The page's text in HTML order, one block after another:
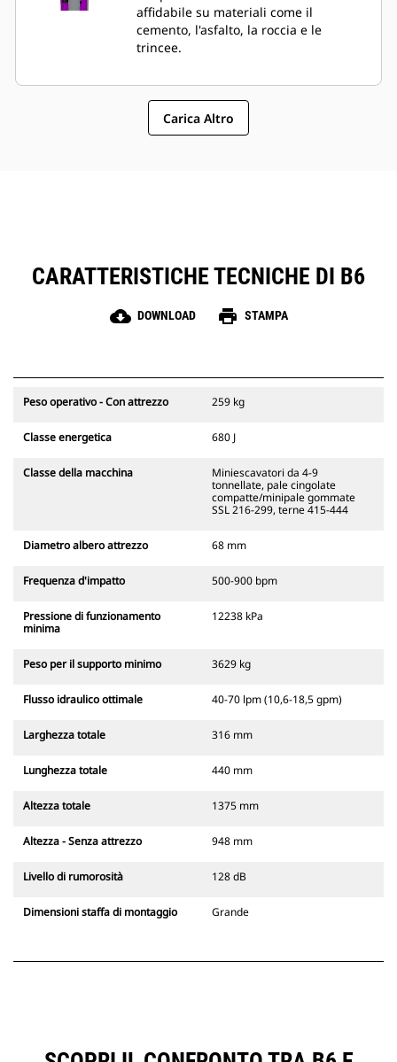
affidabile su materiali come il
cemento, l'asfalto, la roccia e le
trincee.
Carica Altro
CARATTERISTICHE TECNICHE DI B6
cloud_download DOWNLOAD print STAMPA
Peso operativo - Con attrezzo 259 kg
Classe energetica 680 J
Classe della macchina
Miniescavatori da 4-9
tonnellate, pale cingolate
compatte/minipale gommate
SSL 216-299, terne 415-444
Diametro albero attrezzo 68 mm
Frequenza d'impatto 500-900 bpm
Pressione di funzionamento
minima
12238 kPa
Peso per il supporto minimo 3629 kg
Flusso idraulico ottimale 40-70 lpm (10,6-18,5 gpm)
Larghezza totale 316 mm
Lunghezza totale 440 mm
Altezza totale 1375 mm
Altezza - Senza attrezzo 948 mm
Livello di rumorosità 128 dB
Dimensioni staffa di montaggio Grande